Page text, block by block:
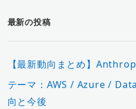
最新の投稿
【最新動向まとめ】
テーマ：AWS / Azure /
向と今後